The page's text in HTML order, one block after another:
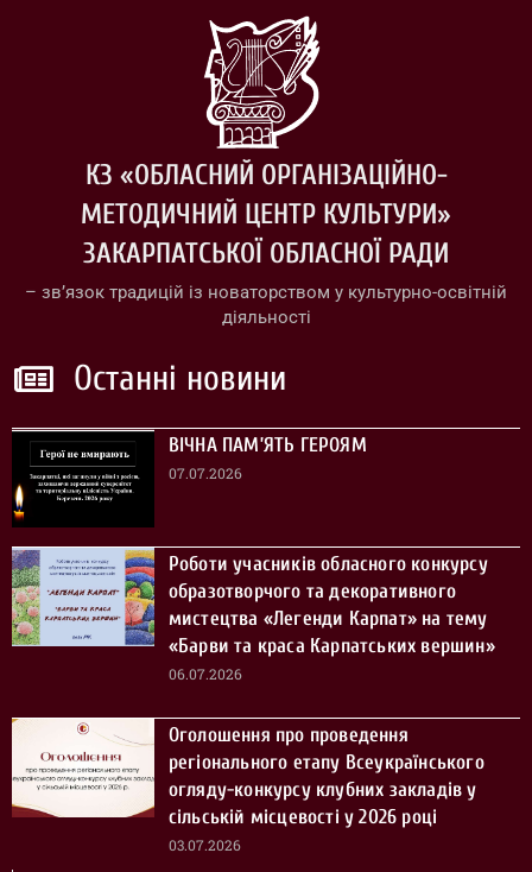
КЗ «ОБЛАСНИЙ ОРГАНІЗАЦІЙНО-
МЕТОДИЧНИЙ ЦЕНТР КУЛЬТУРИ»
ЗАКАРПАТСЬКОЇ ОБЛАСНОЇ РАДИ
– зв’язок традицій із новаторством у культурно-освітній
діяльності
Останні новини
ВІЧНА ПАМ’ЯТЬ ГЕРОЯМ
07.07.2026
Роботи учасників обласного конкурсу
образотворчого та декоративного
мистецтва «Легенди Карпат» на тему
«Барви та краса Карпатських вершин»
06.07.2026
Оголошення про проведення
регіонального етапу Всеукраїнського
огляду-конкурсу клубних закладів у
сільській місцевості у 2026 році
03.07.2026